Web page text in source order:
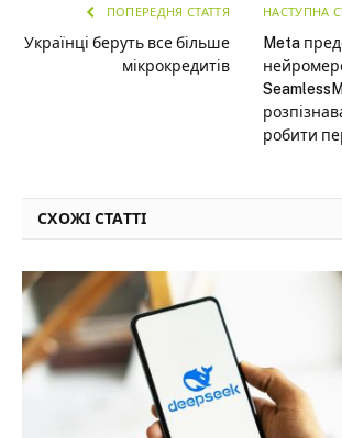
ПОПЕРЕДНЯ СТАТТЯ
Українці беруть все більше
мікрокредитів
НАСТУПНА
Meta
робити
СХОЖІ СТАТТІ